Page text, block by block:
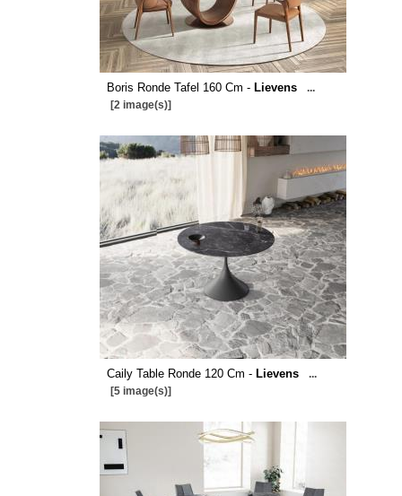
Boris Ronde Tafel 160 Cm - Lievens
...
[2 image(s)]
Caily Table Ronde 120 Cm - Lievens
...
[5 image(s)]